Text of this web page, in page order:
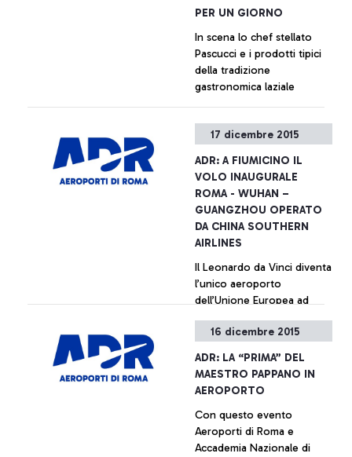
PER UN GIORNO
In scena lo chef stellato
Pascucci e i prodotti tipici
della tradizione
gastronomica laziale
+ Approfondisci
17 dicembre 2015
ADR: A FIUMICINO IL
VOLO INAUGURALE
ROMA - WUHAN –
GUANGZHOU OPERATO
DA CHINA SOUTHERN
AIRLINES
Il Leonardo da Vinci diventa
l’unico aeroporto
dell’Unione Europea ad
vettori cinesi
+ Approfondisci
16 dicembre 2015
ADR: LA “PRIMA” DEL
MAESTRO PAPPANO IN
AEROPORTO
Con questo evento
Aeroporti di Roma e
Accademia Nazionale di